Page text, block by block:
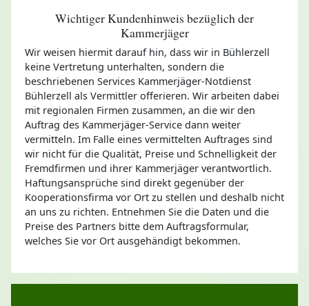
Wichtiger Kundenhinweis bezüglich der
Kammerjäger
Wir weisen hiermit darauf hin, dass wir in Bühlerzell
keine Vertretung unterhalten, sondern die
beschriebenen Services Kammerjäger-Notdienst
Bühlerzell als Vermittler offerieren. Wir arbeiten dabei
mit regionalen Firmen zusammen, an die wir den
Auftrag des Kammerjäger-Service dann weiter
vermitteln. Im Falle eines vermittelten Auftrages sind
wir nicht für die Qualität, Preise und Schnelligkeit der
Fremdfirmen und ihrer Kammerjäger verantwortlich.
Haftungsansprüche sind direkt gegenüber der
Kooperationsfirma vor Ort zu stellen und deshalb nicht
an uns zu richten. Entnehmen Sie die Daten und die
Preise des Partners bitte dem Auftragsformular,
welches Sie vor Ort ausgehändigt bekommen.